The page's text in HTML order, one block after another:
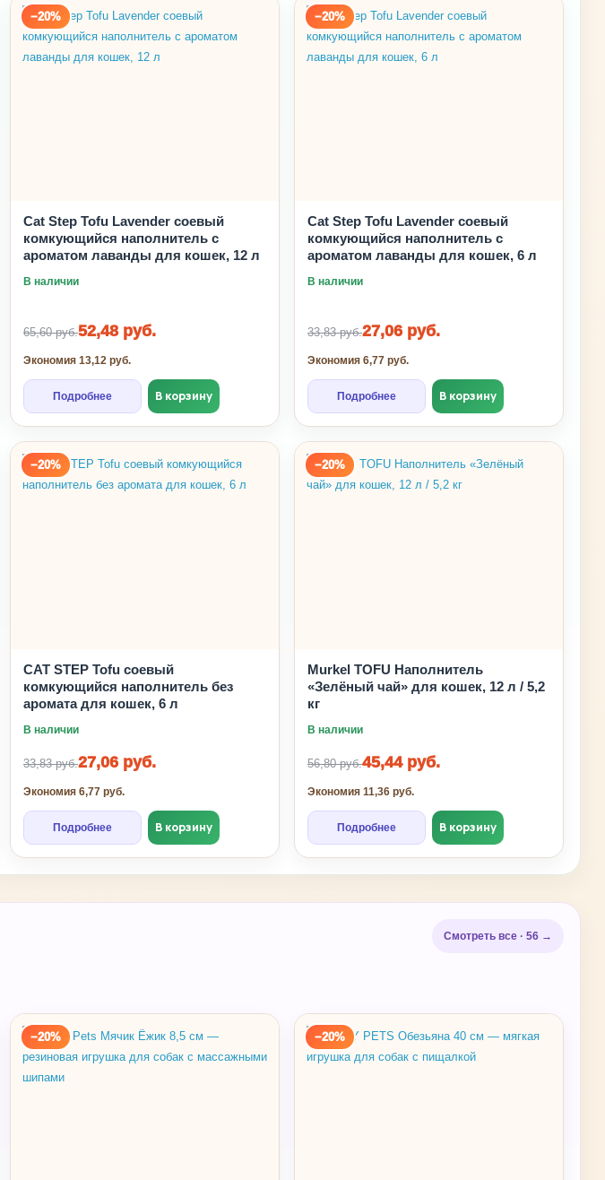
−20%
Cat Step Tofu Lavender соевый
комкующийся наполнитель с
ароматом лаванды для кошек, 12 л
В наличии
65,60 руб.52,48 руб.
Экономия 13,12 руб.
Подробнее В корзину
−20%
Cat Step Tofu Lavender соевый
комкующийся наполнитель с
ароматом лаванды для кошек, 6 л
В наличии
33,83 руб.27,06 руб.
Экономия 6,77 руб.
Подробнее В корзину
−20%
CAT STEP Tofu соевый
комкующийся наполнитель без
аромата для кошек, 6 л
В наличии
33,83 руб.27,06 руб.
Экономия 6,77 руб.
Подробнее В корзину
−20%
Murkel TOFU Наполнитель
«Зелёный чай» для кошек, 12 л / 5,2
кг
В наличии
56,80 руб.45,44 руб.
Экономия 11,36 руб.
Подробнее В корзину
Смотреть все · 56 →
−20% −20%